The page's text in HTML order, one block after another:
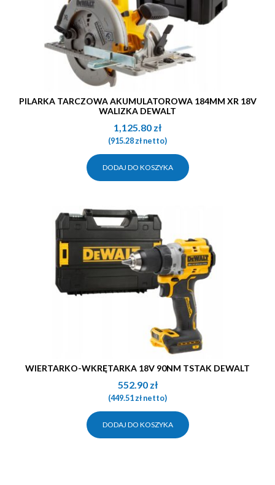
PILARKA TARCZOWA AKUMULATOROWA 184MM XR 18V
WALIZKA DEWALT
1,125.80 zł
(915.28złnetto)
DODAJ DO KOSZYKA
WIERTARKO-WKRĘTARKA 18V 90NM TSTAK DEWALT
552.90 zł
(449.51złnetto)
DODAJ DO KOSZYKA